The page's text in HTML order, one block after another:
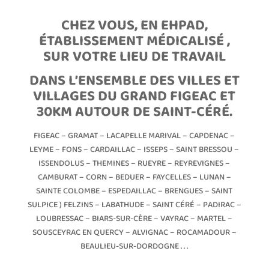
CHEZ VOUS, EN EHPAD,
ÉTABLISSEMENT MÉDICALISÉ ,
SUR VOTRE LIEU DE TRAVAIL
DANS L’ENSEMBLE DES VILLES ET
VILLAGES DU GRAND FIGEAC ET
30KM AUTOUR DE SAINT-CÉRÉ.
FIGEAC – GRAMAT – LACAPELLE MARIVAL – CAPDENAC –
LEYME – FONS – CARDAILLAC – ISSEPS – SAINT BRESSOU –
ISSENDOLUS – THEMINES – RUEYRE – REYREVIGNES –
CAMBURAT – CORN – BEDUER – FAYCELLES – LUNAN –
SAINTE COLOMBE – ESPEDAILLAC – BRENGUES – SAINT
SULPICE ) FELZINS – LABATHUDE – SAINT CÉRÉ – PADIRAC –
LOUBRESSAC – BIARS-SUR-CÈRE – VAYRAC – MARTEL –
SOUSCEYRAC EN QUERCY – ALVIGNAC – ROCAMADOUR –
BEAULIEU-SUR-DORDOGNE . . .